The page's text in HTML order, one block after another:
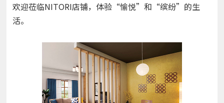
欢迎莅临NITORI店铺，体验“愉悦”和“缤纷”的生
活。